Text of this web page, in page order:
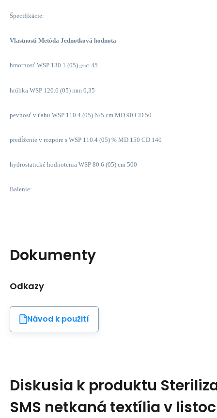
Špecifikácie:
Vlastnosti Metóda Jednotková hodnota
hmotnosť WSP 130.1 (05) g/m2 45
hrúbka WSP 120.6 (05) mm 0,35
pevnosť v ťahu WSP 110.4 (05) N/5 cm MD 90 CD 50
predĺženie v rozpore s WSP 110.4 (05) % MD 150 CD 140
hydrostatické hodnotenia WSP 80.6 (05) cm 500
Balenie:
Dokumenty
Odkazy
Návod k použití
Diskusia k produktu
SMS netkaná textília v